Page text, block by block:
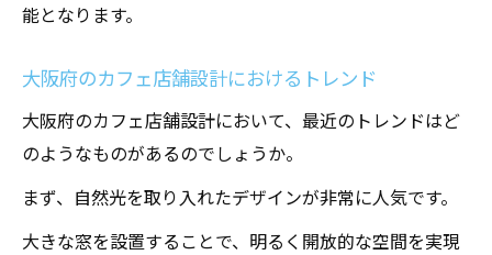
快適なカフェ空間作り 大阪府の成功事例
計のコツ
リラックスできるカフェ店舗設計 大阪府の
秘訣
大阪府のカフェ設計 心地よい空間作りのア
イデア
能となります。
大阪府のカフェ店舗設計におけるトレンド
大阪府のカフェ店舗設計において、最近のトレンドはど
のようなものがあるのでしょうか。
まず、自然光を取り入れたデザインが非常に人気です。
大きな窓を設置することで、明るく開放的な空間を実現